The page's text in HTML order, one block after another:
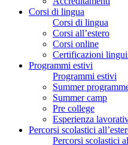
Corsi di lingua
Corsi di lingua
Corsi all’estero
Corsi online
Certificazioni
Programmi estivi
Programmi estivi
Summer
Summer camp
Pre college
Esperienza
Percorsi scolastici
Percorsi scolastici